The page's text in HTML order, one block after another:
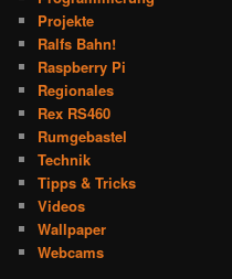
Projekte
Ralfs Bahn!
Raspberry Pi
Regionales
Rex RS460
Rumgebastel
Technik
Tipps & Tricks
Videos
Wallpaper
Webcams